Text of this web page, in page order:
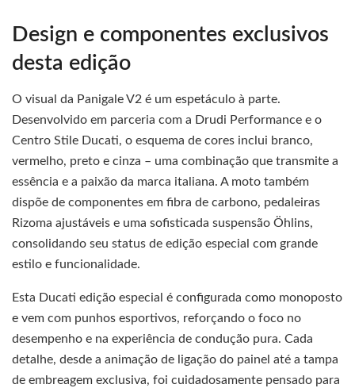
Design e componentes exclusivos
desta edição
O visual da Panigale V2 é um espetáculo à parte.
Desenvolvido em parceria com a Drudi Performance e o
Centro Stile Ducati, o esquema de cores inclui branco,
vermelho, preto e cinza – uma combinação que transmite a
essência e a paixão da marca italiana. A moto também
dispõe de componentes em fibra de carbono, pedaleiras
Rizoma ajustáveis e uma sofisticada suspensão Öhlins,
consolidando seu status de edição especial com grande
estilo e funcionalidade.
Esta Ducati edição especial é configurada como monoposto
e vem com punhos esportivos, reforçando o foco no
desempenho e na experiência de condução pura. Cada
detalhe, desde a animação de ligação do painel até a tampa
de embreagem exclusiva, foi cuidadosamente pensado para